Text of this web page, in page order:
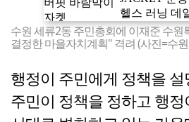
수원 세류2동 주민총회에 이재준 수
결정한 마을자치계획" 격려 (사진=수
행정이 주민에게 정책을
주민이 정책을 정하고 행